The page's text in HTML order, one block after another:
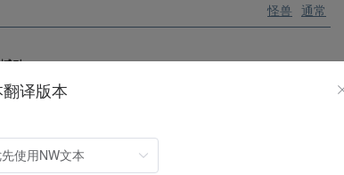
怪兽 通常
动。
译版本